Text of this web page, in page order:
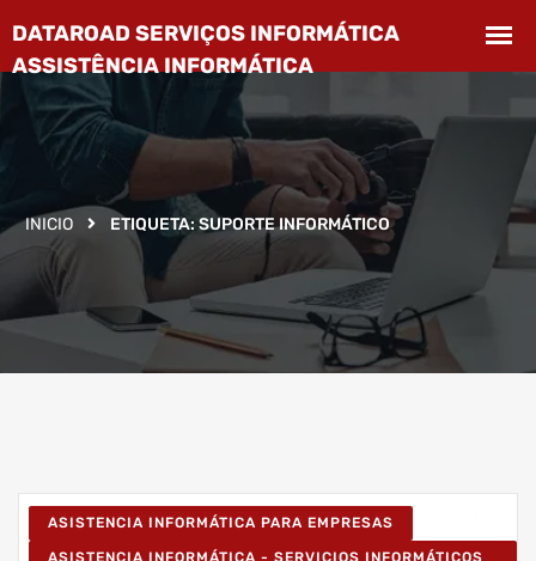
INICIO ETIQUETA: SUPORTE INFORMÁTICO
ASISTENCIA INFORMÁTICA PARA EMPRESAS
ASISTENCIA INFORMÁTICA - SERVICIOS INFORMÁTICOS